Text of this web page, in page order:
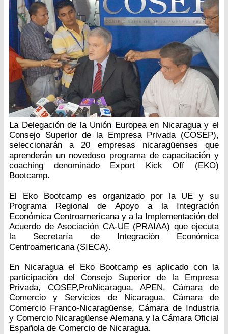
La Delegación de la Unión Europea en Nicaragua y el
Consejo Superior de la Empresa Privada (COSEP),
seleccionarán a 20 empresas nicaragüenses que
aprenderán un novedoso programa de capacitación y
coaching denominado Export Kick Off (EKO)
Bootcamp.
El Eko Bootcamp es organizado por la UE y su
Programa Regional de Apoyo a la Integración
Económica Centroamericana y a la Implementación del
Acuerdo de Asociación CA-UE (PRAIAA) que ejecuta
la Secretaría de Integración Económica
Centroamericana (SIECA).
En Nicaragua el Eko Bootcamp es aplicado con la
participación del Consejo Superior de la Empresa
Privada, COSEP,ProNicaragua, APEN, Cámara de
Comercio y Servicios de Nicaragua, Cámara de
Comercio Franco-Nicaragüense, Cámara de Industria
y Comercio Nicaragüense Alemana y la Cámara Oficial
Española de Comercio de Nicaragua.